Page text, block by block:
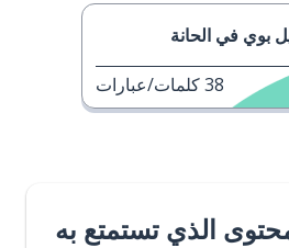
بوي في الحانة
38كلمات/عبارات
الذي تستمتع به